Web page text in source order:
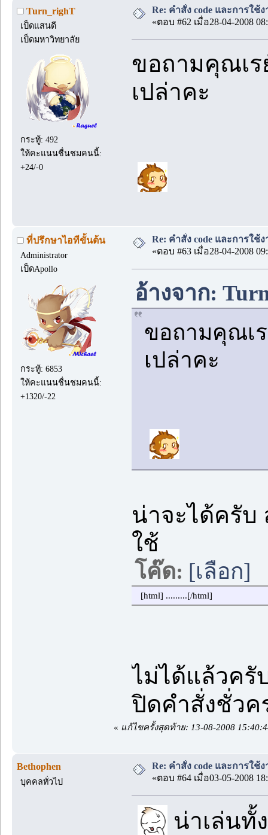
Turn_righT
เป็ดแสนดี
เป็ดมหาวิทยาลัย
กระทู้: 492
ให้คะแนนชื่นชมคนนี้:
+24/-0
Re: คำสั่ง code และการใช้
«ตอบ #62 เมื่อ28-04-2008
ขอถามคุณเร
เปล่าคะ
ที่ปรึกษาไอทีขั้นต้น
Administrator
เป็ดApollo
กระทู้: 6853
ให้คะแนนชื่นชมคนนี้:
+1320/-22
Re: คำสั่ง code และการใช้
«ตอบ #63 เมื่อ28-04-2008
อ้างจาก:
ขอถามคุณเร
เปล่าคะ
น่าจะได้ครับ
ใช้
โค๊ด: [เลือก]
[html] .........[/html]
ไม่ได้แล้วครั
ปิดคำสั่งชั่วค
« แก้ไขครั้งสุดท้าย: 13-08-2008
Bethophen
บุคคลทั่วไป
Re: คำสั่ง code และการใช้
«ตอบ #64 เมื่อ03-05-2008
น่าเล่นทั้